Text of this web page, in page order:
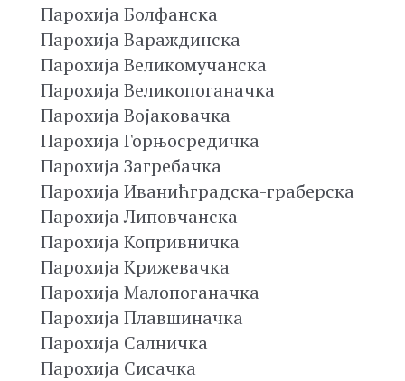
Парохија Болфанска
Парохија Вараждинска
Парохија Великомучанска
Парохија Великопоганачка
Парохија Војаковачка
Парохија Горњосредичка
Парохија Загребачка
Парохија Иванићградска-граберска
Парохија Липовчанска
Парохија Копривничка
Парохија Крижевачка
Парохија Малопоганачка
Парохија Плавшиначка
Парохија Салничка
Парохија Сисачка